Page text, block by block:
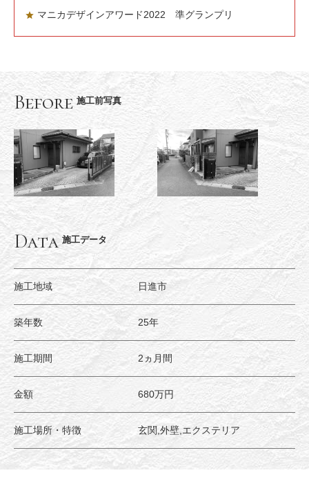
マニカデザインアワード2022 準グランプリ
Before 施工前写真
Data 施工データ
施工地域 日進市
築年数 25年
施工期間 2ヵ月間
金額 680万円
施工場所・特徴 玄関,外壁,エクステリア